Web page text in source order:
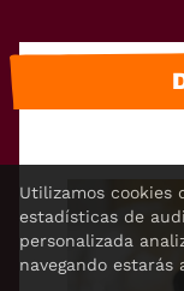
Utilizamos cookies
estadísticas de
personalizada
navegando estarás